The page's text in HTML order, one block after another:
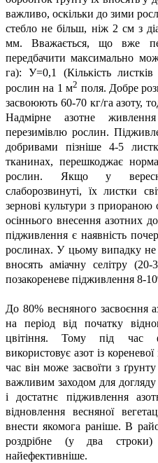
важливо, оскільки до зими
стебло не більш, ніж 2 см з
мм. Вважається, що вже
передбачити максимально
га): У=0,1 (Кількість
рослин на 1 м2 поля. Добре
засвоюють 60-70 кг/га азоту,
Надмірне азотне
перезимівлю рослин.
добривами пізніше 4-5
тканинах, перешкоджає
рослин. Якщо у
слаборозвинуті, їх листки
зернові культури з приораною
осіннього внесення азотних
підживлення є наявність
рослинах. У цьому випадку не
вносять аміачну селітру
позакореневе підживлення 8-
До 80% весняного засвоєння
на період від початку
цвітіння. Тому під час
використовує азот із
час він може засвоїти з
важливим заходом для
і достатнє підживлення
відновлення весняної
внести якомога раніше. В
роздрібне (у два
найефективніше.